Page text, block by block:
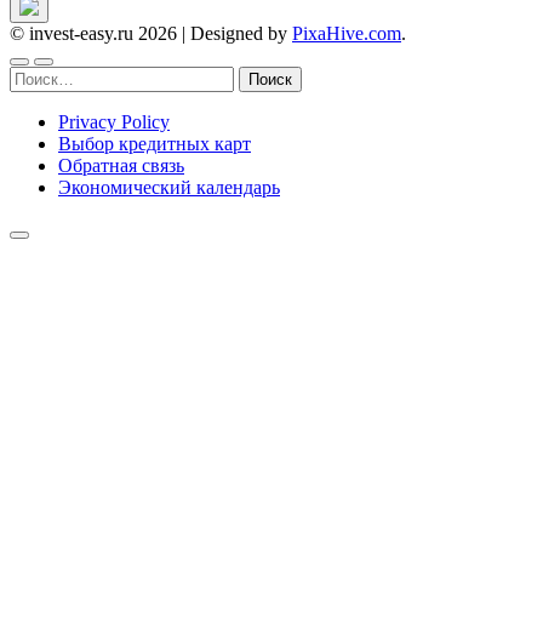
© invest-easy.ru 2026 | Designed by PixaHive.com.
Найти:
Privacy Policy
Выбор кредитных карт
Обратная связь
Экономический календарь